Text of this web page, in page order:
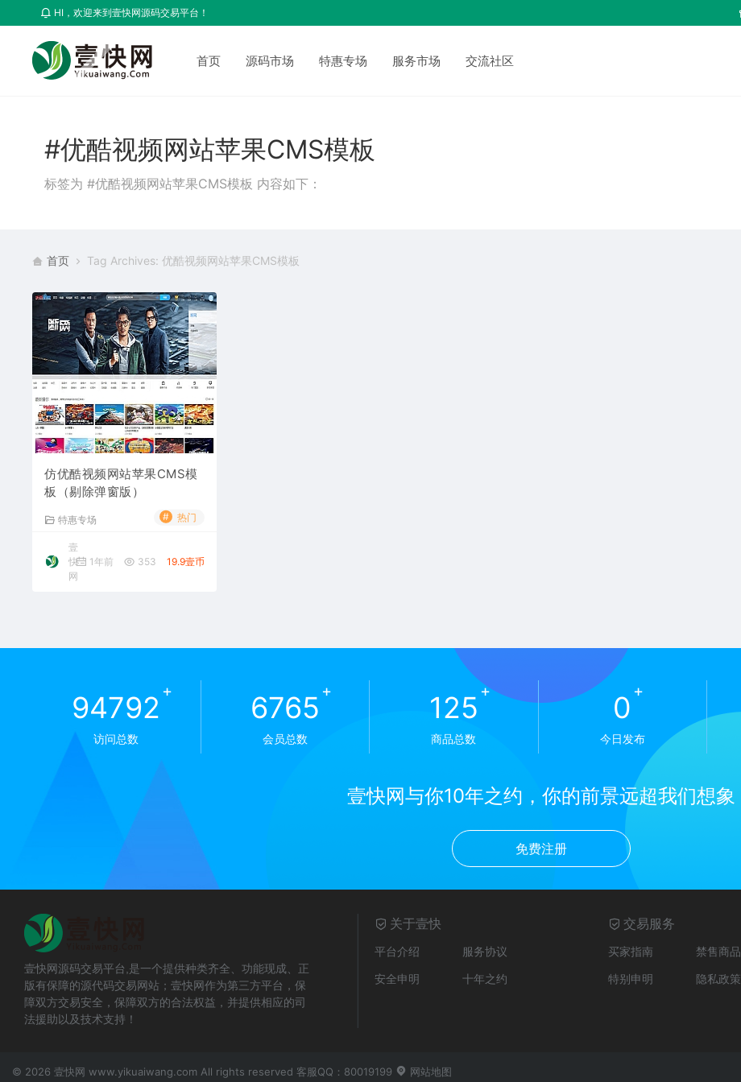
HI，欢迎来到壹快网源码交易平台！
首页 源码市场 特惠专场 服务市场 交流社区
#优酷视频网站苹果CMS模板
标签为 #优酷视频网站苹果CMS模板 内容如下：
首页 Tag Archives: 优酷视频网站苹果CMS模板
仿优酷视频网站苹果CMS模
板（剔除弹窗版）
特惠专场 # 热门
壹
快
网
1年前 353 19.9壹币
94792 +
访问总数
6765 +
会员总数
125 +
商品总数
0 +
今日发布
壹快网与你10年之约，你的前景远超我们想象
免费注册
壹快网源码交易平台,是一个提供种类齐全、功能现成、正
版有保障的源代码交易网站；壹快网作为第三方平台，保
障双方交易安全，保障双方的合法权益，并提供相应的司
法援助以及技术支持！
关于壹快
平台介绍
服务协议
安全申明
十年之约
交易服务
买家指南
禁售商品
特别申明
隐私政策
© 2026 壹快网 www.yikuaiwang.com All rights reserved 客服QQ：80019199 网站地图